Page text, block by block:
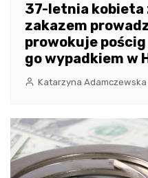
37-letnia kobieta
zakazem
prowokuje
go wypadkiem w
Katarzyna Adamczewska